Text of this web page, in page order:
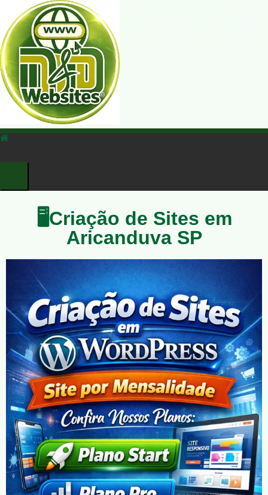
🖥️Criação de Sites em
Aricanduva SP